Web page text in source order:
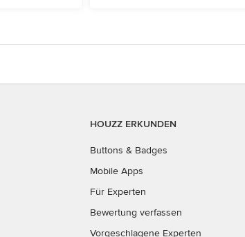
HOUZZ ERKUNDEN
Buttons & Badges
Mobile Apps
Für Experten
Bewertung verfassen
Vorgeschlagene Experten